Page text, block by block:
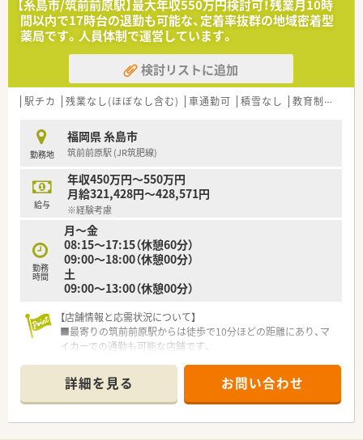
■患者様サービスを第一に考え、地域に貢献したいという強い意
欲のある方を求めます。
【法人特徴について】
■福岡県を中心に調剤薬局のほか、ジェネリック医薬品の卸売業
なども展開しています。
■何よりもスタッフ同士の関係性づくりを大切にしており、風通
■カフェ風の店舗づくりなど、地域住民の方が集う場所となるよ
うな薬局を目指しています。
【職場環境と雰囲気】
■カフェのようなお洒落な内装で、アクアリウムやプロジェクタ
ーなども設置されています。
■コーヒーをはじめとしたフリードリンク制度があり、リラック
スして働くことができます。
■社長自らが窓口となり、門前のドクターとも非常に良好な関係
を築いています。
【糸島市/筑前前原駅】最大年収550万円検討可！残業月10時
間以内で17時台の退勤も可能な、定着率抜群の地域密着型
薬局です。人員体制で運営しています。
検討リストに追加
駅チカ 残業なし(ほぼなし含む) 車通勤可 積雪なし 教育制度あり
勤務地
福岡県 糸島市
筑前前原駅 (JR筑肥線)
給与
年収450万円～550万円
月給321,428円～428,571円
※経験考慮
勤務
時間
月～金
08:15～17:15（休憩60分）
09:00～18:00（休憩00分）
土
09:00～13:00（休憩00分）
【店舗情報と応需状況について】
■最寄りの筑前前原駅からは徒歩で10分ほどの距離にあり、マ
イカーでの通勤も可能な店舗です。
約100枚程度に対応しています。
■1日の処方箋枚数に対して常勤の薬剤師が5名在籍しており、
ゆとりある人員体制で運営しています。
詳細を見る お問い合わせ